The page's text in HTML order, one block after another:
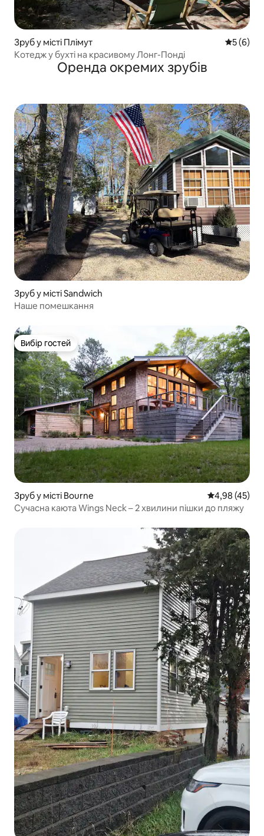
Зруб у місті Плімут Середня
5 (6)
Котедж у бухті на красивому Лонг-Понді
Оренда окремих зрубів
Зруб у місті Sandwich
Наше помешкання
Вибір гостей
Вибір гостей
Зруб у місті Bourne Середня
4,98 (45)
Сучасна каюта Wings Neck – 2 хвилини пішки до пляжу